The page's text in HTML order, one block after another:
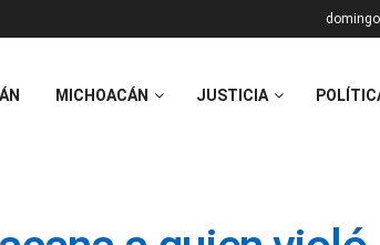
MICHOACÁN JUSTICIA